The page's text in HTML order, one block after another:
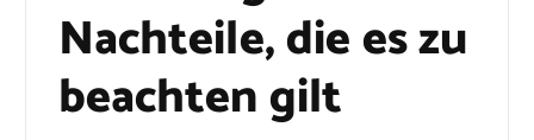
Nachteile, die es zu
beachten gilt